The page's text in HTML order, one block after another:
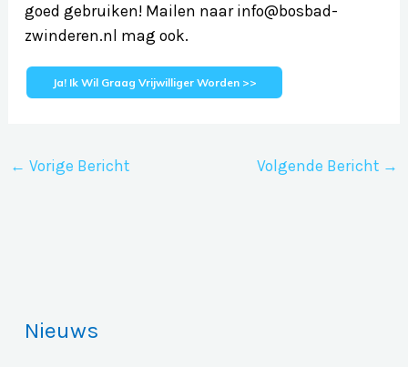
goed gebruiken! Mailen naar info@bosbad-
zwinderen.nl mag ook.
Ja! Ik Wil Graag Vrijwilliger Worden >>
← Vorige Bericht Volgende Bericht →
Nieuws